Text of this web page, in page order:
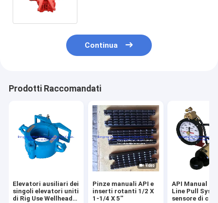
Continua
Prodotti Raccomandati
Elevatori ausiliari dei
singoli elevatori uniti
di Rig Use Wellhead
Pinze manuali API e
inserti rotanti 1/2 X
1-1/4 X 5''
API Manual
Line Pull
sensore di